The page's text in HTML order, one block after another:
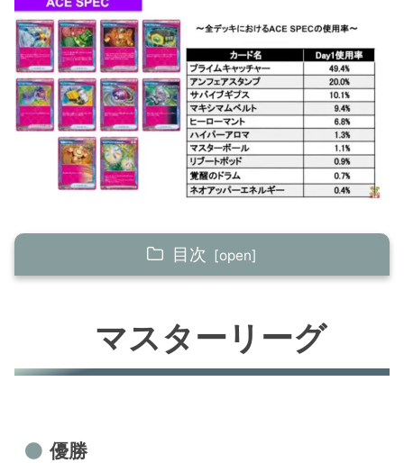
目次
優勝
準優勝
マスターリーグ
優勝